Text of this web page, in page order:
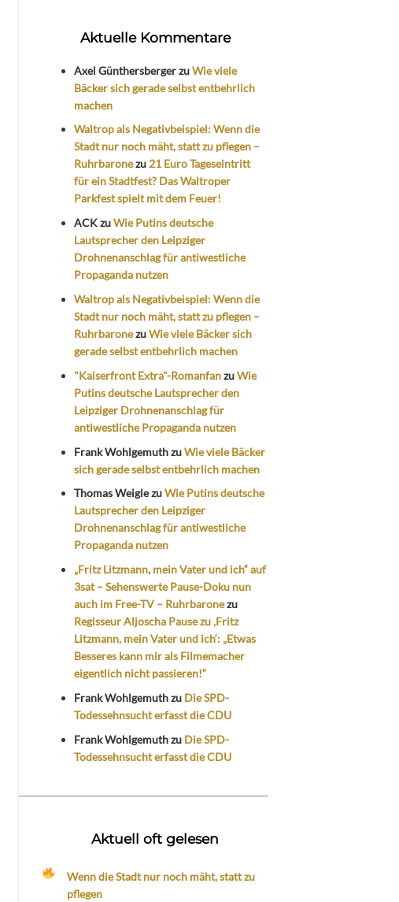
Aktuelle Kommentare
Axel GünthersbergerzuWie viele
Bäcker sich gerade selbst entbehrlich
machen
Waltrop als Negativbeispiel: Wenn die
Stadt nur noch mäht, statt zu pflegen –
Ruhrbaronezu 21 Euro Tageseintritt
für ein Stadtfest? Das Waltroper
Parkfest spielt mit dem Feuer!
ACKzuWie Putins deutsche
Lautsprecher den Leipziger
Drohnenanschlag für antiwestliche
Propaganda nutzen
Waltrop als Negativbeispiel: Wenn die
Stadt nur noch mäht, statt zu pflegen –
RuhrbaronezuWie viele Bäcker sich
gerade selbst entbehrlich machen
"Kaiserfront Extra"-RomanfanzuWie
Putins deutsche Lautsprecher den
Leipziger Drohnenanschlag für
antiwestliche Propaganda nutzen
Frank WohlgemuthzuWie viele Bäcker
sich gerade selbst entbehrlich machen
Thomas WeiglezuWie Putins deutsche
Lautsprecher den Leipziger
Drohnenanschlag für antiwestliche
Propaganda nutzen
„Fritz Litzmann, mein Vater und ich“ auf
3sat – Sehenswerte Pause-Doku nun
auch im Free-TV – Ruhrbaronezu
Regisseur Aljoscha Pause zu ‚Fritz
Litzmann, mein Vater und ich‘: „Etwas
Besseres kann mir als Filmemacher
eigentlich nicht passieren!“
Frank Wohlgemuthzu Die SPD-
Todessehnsucht erfasst die CDU
Frank Wohlgemuthzu Die SPD-
Todessehnsucht erfasst die CDU
Aktuell oft gelesen
Wenn die Stadt nur noch mäht, statt zu
pflegen